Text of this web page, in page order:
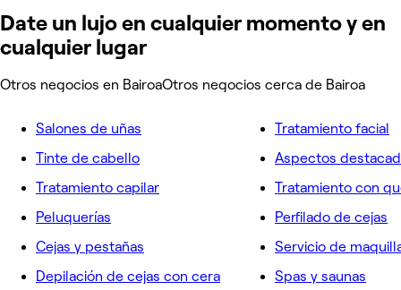
Date un lujo en cualquier momento y en
cualquier lugar
Otros negocios en BairoaOtros negocios cerca de Bairoa
Salones de uñas
Tinte de cabello
Tratamiento capilar
Peluquerías
Cejas y pestañas
Depilación de cejas con cera
Tratamiento facial
Aspectos
Tratamiento con
Perfilado de cejas
Servicio de
Spas y saunas